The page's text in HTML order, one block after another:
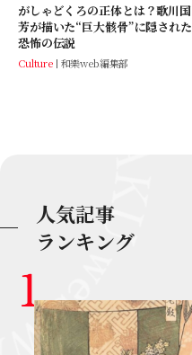
がしゃどくろの正体とは？歌川国
芳が描いた“巨大骸骨”に隠された
恐怖の伝説
Culture 和樂web編集部
人気記事
ランキング